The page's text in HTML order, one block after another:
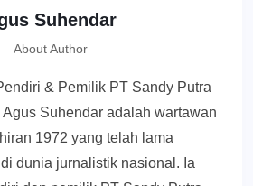
Suhendar
About Author
& Pemilik PT Sandy Putra
Suhendar adalah wartawan
1972 yang telah lama
dunia jurnalistik nasional. Ia